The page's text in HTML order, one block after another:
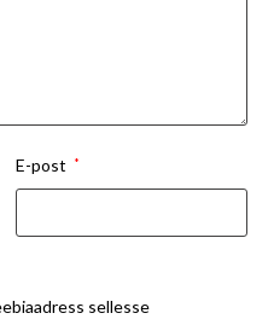
E-post *
sellesse